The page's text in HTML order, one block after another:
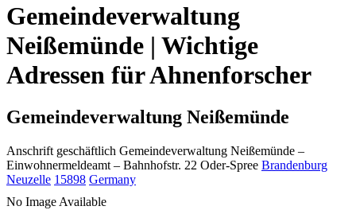
Gemeindeverwaltung
Neißemünde | Wichtige
Adressen für Ahnenforscher
Gemeindeverwaltung Neißemünde
Anschrift geschäftlich Gemeindeverwaltung Neißemünde –
Einwohnermeldeamt – Bahnhofstr. 22 Oder-Spree Brandenburg
Neuzelle 15898 Germany
No Image Available